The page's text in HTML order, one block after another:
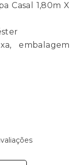
Casal 1,80m X
embalagem